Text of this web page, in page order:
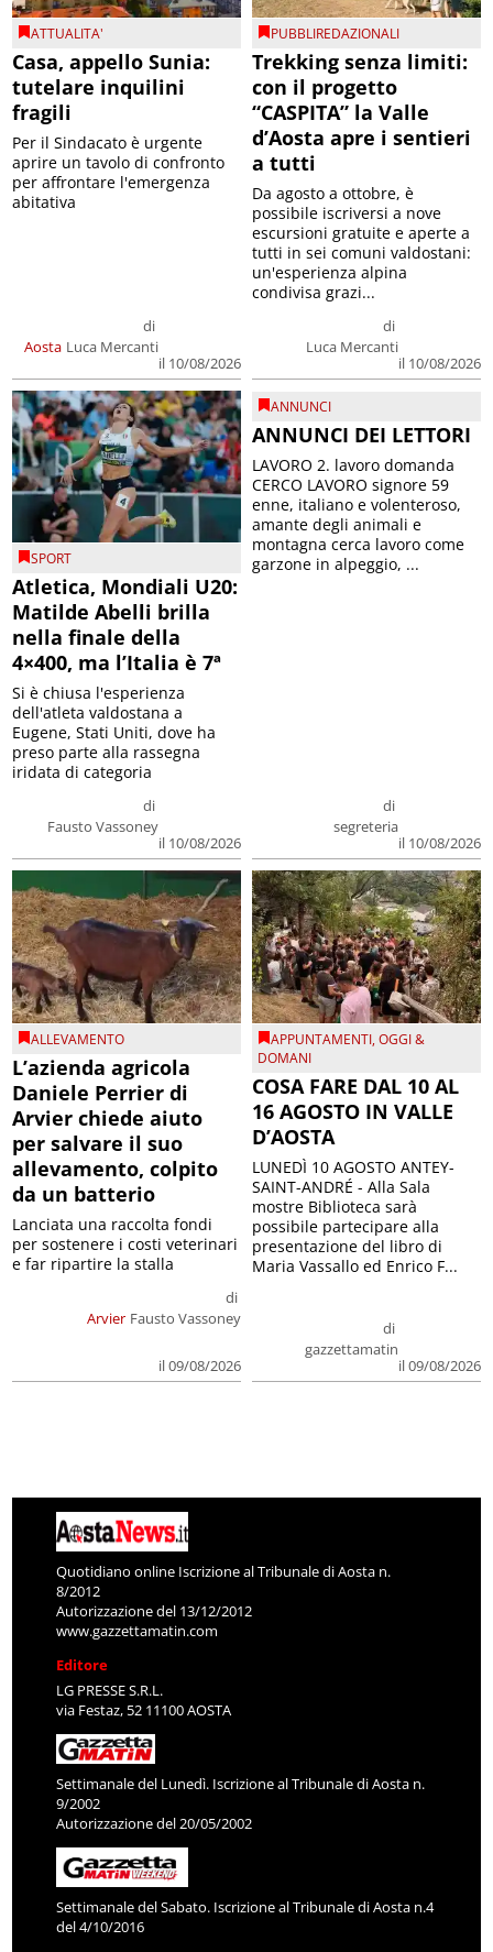
ATTUALITA'
Casa, appello Sunia:
tutelare inquilini
fragili
Aosta
di
Luca Mercanti
il 10/08/2026
Per il Sindacato è urgente
aprire un tavolo di confronto
per affrontare l'emergenza
abitativa
PUBBLIREDAZIONALI
Trekking senza limiti:
con il progetto
“CASPITA” la Valle
d’Aosta apre i sentieri
a tutti
di
Luca Mercanti
il 10/08/2026
Da agosto a ottobre, è
possibile iscriversi a nove
escursioni gratuite e aperte a
tutti in sei comuni valdostani:
un'esperienza alpina
condivisa grazi...
SPORT
Atletica, Mondiali U20:
Matilde Abelli brilla
nella finale della
4×400, ma l’Italia è 7ª
di
Fausto Vassoney
il 10/08/2026
Si è chiusa l'esperienza
dell'atleta valdostana a
Eugene, Stati Uniti, dove ha
preso parte alla rassegna
iridata di categoria
ANNUNCI
ANNUNCI DEI LETTORI
di
segreteria
il 10/08/2026
LAVORO 2. lavoro domanda
CERCO LAVORO signore 59
enne, italiano e volenteroso,
amante degli animali e
montagna cerca lavoro come
garzone in alpeggio, ...
ALLEVAMENTO
L’azienda agricola
Daniele Perrier di
Arvier chiede aiuto
per salvare il suo
allevamento, colpito
da un batterio
Arvier
di
Fausto Vassoney
il 09/08/2026
Lanciata una raccolta fondi
per sostenere i costi veterinari
e far ripartire la stalla
APPUNTAMENTI,OGGI &
DOMANI
COSA FARE DAL 10 AL
16 AGOSTO IN VALLE
D’AOSTA
di
gazzettamatin
il 09/08/2026
LUNEDÌ 10 AGOSTO ANTEY-
SAINT-ANDRÉ - Alla Sala
mostre Biblioteca sarà
possibile partecipare alla
presentazione del libro di
Maria Vassallo ed Enrico F...
Quotidiano online Iscrizione al Tribunale di Aosta n.
8/2012
Autorizzazione del 13/12/2012
www.gazzettamatin.com
Editore
LG PRESSE S.R.L.
via Festaz, 52 11100 AOSTA
Settimanale del Lunedì. Iscrizione al Tribunale di Aosta n.
9/2002
Autorizzazione del 20/05/2002
Settimanale del Sabato. Iscrizione al Tribunale di Aosta n.4
del 4/10/2016